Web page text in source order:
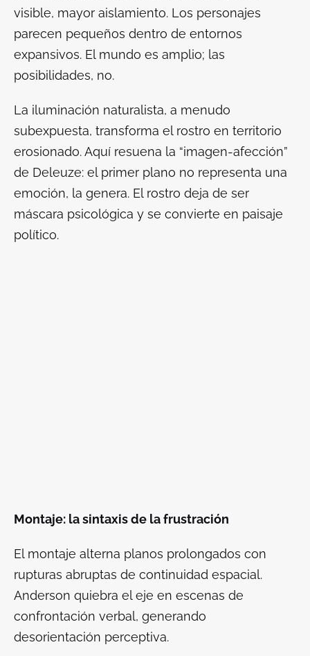
visible, mayor aislamiento. Los personajes
parecen pequeños dentro de entornos
expansivos. El mundo es amplio; las
posibilidades, no.
La iluminación naturalista, a menudo
subexpuesta, transforma el rostro en territorio
erosionado. Aquí resuena la “imagen-afección”
de Deleuze: el primer plano no representa una
emoción, la genera. El rostro deja de ser
máscara psicológica y se convierte en paisaje
político.
Montaje: la sintaxis de la frustración
El montaje alterna planos prolongados con
rupturas abruptas de continuidad espacial.
Anderson quiebra el eje en escenas de
confrontación verbal, generando
desorientación perceptiva.